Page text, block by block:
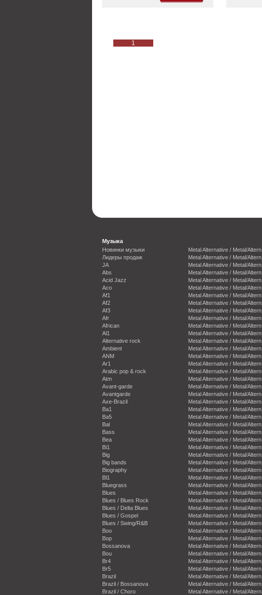
1
Музыка
Новинки музыки
Лидеры продаж
JA
Abs
Acid Jazz
Aco
Af1
Af2
Af3
Afr
African
Al1
Alternative rock
Ambient
ANM
Ar1
Arabic pop & rock
Atm
Avant-garde
Avantgarde
Axe-Brazil
Ba1
Ba5
Bal
Bass
Bea
Bi1
Big
Big bands
Biography
Bl1
Bluegrass
Blues
Blues / Blues Rock
Blues / Delta Blues
Blues / Gospel
Blues / Swing/R&B
Boo
Bop
Bossanova
Bou
Br4
Br5
Brazil
Brazil / Bossanova
Brazil / Choro
Metal Alternative / Metal/Altern
Metal Alternative / Metal/Altern
Metal Alternative / Metal/Altern
Metal Alternative / Metal/Altern
Metal Alternative / Metal/Altern
Metal Alternative / Metal/Altern
Metal Alternative / Metal/Altern
Metal Alternative / Metal/Altern
Metal Alternative / Metal/Altern
Metal Alternative / Metal/Altern
Metal Alternative / Metal/Altern
Metal Alternative / Metal/Altern
Metal Alternative / Metal/Altern
Metal Alternative / Metal/Altern
Metal Alternative / Metal/Altern
Metal Alternative / Metal/Altern
Metal Alternative / Metal/Altern
Metal Alternative / Metal/Altern
Metal Alternative / Metal/Altern
Metal Alternative / Metal/Altern
Metal Alternative / Metal/Altern
Metal Alternative / Metal/Altern
Metal Alternative / Metal/Altern
Metal Alternative / Metal/Altern
Metal Alternative / Metal/Altern
Metal Alternative / Metal/Altern
Metal Alternative / Metal/Altern
Metal Alternative / Metal/Altern
Metal Alternative / Metal/Altern
Metal Alternative / Metal/Altern
Metal Alternative / Metal/Altern
Metal Alternative / Metal/Altern
Metal Alternative / Metal/Altern
Metal Alternative / Metal/Altern
Metal Alternative / Metal/Altern
Metal Alternative / Metal/Altern
Metal Alternative / Metal/Altern
Metal Alternative / Metal/Altern
Metal Alternative / Metal/Altern
Metal Alternative / Metal/Altern
Metal Alternative / Metal/Altern
Metal Alternative / Metal/Altern
Metal Alternative / Metal/Altern
Metal Alternative / Metal/Altern
Metal Alternative / Metal/Altern
Metal Alternative / Metal/Altern